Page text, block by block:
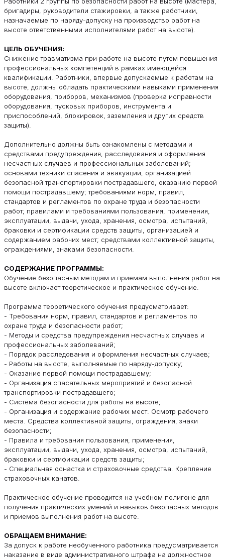
бригадиры, руководители стажировки, а также работники,
назначаемые по наряду-допуску на производство работ на
высоте ответственными исполнителями работ на высоте).
ЦЕЛЬ ОБУЧЕНИЯ:
Снижение травматизма при работе на высоте путем повышения
профессиональных компетенций в рамках имеющейся
квалификации. Работники, впервые допускаемые к работам на
высоте, должны обладать практическими навыками применения
оборудования, приборов, механизмов (проверка исправности
оборудования, пусковых приборов, инструмента и
приспособлений, блокировок, заземления и других средств
защиты).
Дополнительно должны быть ознакомлены с методами и
средствами предупреждения, расследования и оформления
несчастных случаев и профессиональных заболеваний;
основами техники спасения и эвакуации, организацией
безопасной транспортировки пострадавшего, оказанию первой
помощи пострадавшему; требованиями норм, правил,
стандартов и регламентов по охране труда и безопасности
работ; правилами и требованиями пользования, применения,
эксплуатации, выдачи, ухода, хранения, осмотра, испытаний,
браковки и сертификации средств защиты, организацией и
содержанием рабочих мест; средствами коллективной защиты,
ограждениями, знаками безопасности.
СОДЕРЖАНИЕ ПРОГРАММЫ:
Обучение безопасным методам и приемам выполнения работ на
высоте включает теоретическое и практическое обучение.
Программа теоретического обучения предусматривает:
- Требования норм, правил, стандартов и регламентов по
охране труда и безопасности работ;
- Методы и средства предупреждения несчастных случаев и
профессиональных заболеваний;
- Порядок расследования и оформления несчастных случаев;
- Работы на высоте, выполняемые по наряду-допуску;
- Оказание первой помощи пострадавшему;
- Организация спасательных мероприятий и безопасной
транспортировки пострадавшего;
- Система безопасности для работы на высоте;
- Организация и содержание рабочих мест. Осмотр рабочего
места. Средства коллективной защиты, ограждения, знаки
безопасности;
- Правила и требования пользования, применения,
эксплуатации, выдачи, ухода, хранения, осмотра, испытаний,
браковки и сертификации средств защиты;
- Специальная оснастка и страховочные средства. Крепление
страховочных канатов.
Практическое обучение проводится на учебном полигоне для
получения практических умений и навыков безопасных методов
и приемов выполнения работ на высоте.
ОБРАЩАЕМ ВНИМАНИЕ:
За допуск к работе необученного работника предусматривается
наказание в виде административного штрафа на должностное